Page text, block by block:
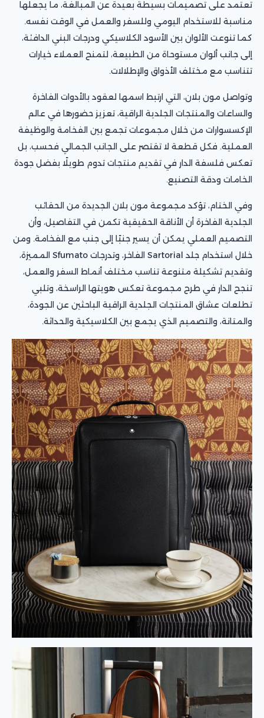
تعتمد على تصميمات بسيطة بعيدة عن المبالغة، ما يجعلها
مناسبة للاستخدام اليومي وللسفر والعمل في الوقت نفسه.
كما تنوعت الألوان بين الأسود الكلاسيكي ودرجات البني الدافئة،
إلى جانب ألوان مستوحاة من الطبيعة، لتمنح العملاء خيارات
تتناسب مع مختلف الأذواق والإطلالات.
وتواصل مون بلان، التي ارتبط اسمها لعقود بالأدوات الفاخرة
والساعات والمنتجات الجلدية الراقية، تعزيز حضورها في عالم
الإكسسوارات من خلال مجموعات تجمع بين الفخامة والوظيفة
العملية. فكل قطعة لا تقتصر على الجانب الجمالي فحسب، بل
تعكس فلسفة الدار في تقديم منتجات تدوم طويلًا بفضل جودة
الخامات ودقة التصنيع.
وفي الختام، تؤكد مجموعة مون بلان الجديدة من الحقائب
الجلدية الفاخرة أن الأناقة الحقيقية تكمن في التفاصيل، وأن
التصميم العملي يمكن أن يسير جنبًا إلى جنب مع الفخامة. ومن
خلال استخدام جلد Sartorial الفاخر، وتدرجات Sfumato المميزة،
وتقديم تشكيلة متنوعة تناسب مختلف أنماط السفر والعمل،
تنجح الدار في طرح مجموعة تعكس هويتها الراسخة، وتلبي
تطلعات عشاق المنتجات الجلدية الراقية الباحثين عن الجودة،
والمتانة، والتصميم الذي يجمع بين الكلاسيكية والحداثة.